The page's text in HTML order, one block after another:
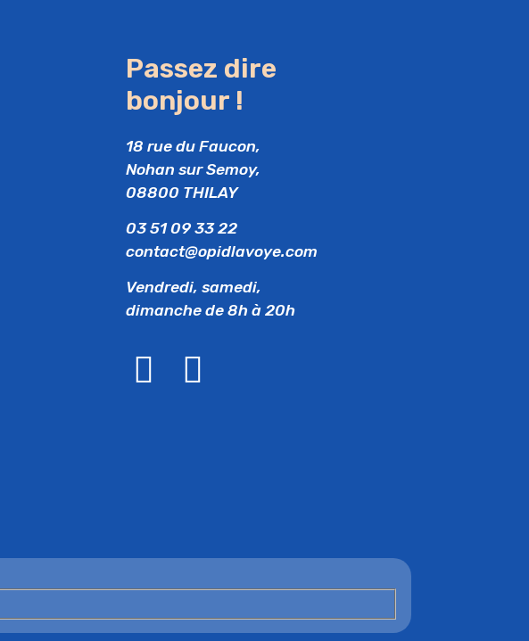
Passez dire
bonjour !
18 rue du Faucon,
Nohan sur Semoy,
08800 THILAY
03 51 09 33 22
contact@opidlavoye.com
Vendredi, samedi,
dimanche de 8h à 20h